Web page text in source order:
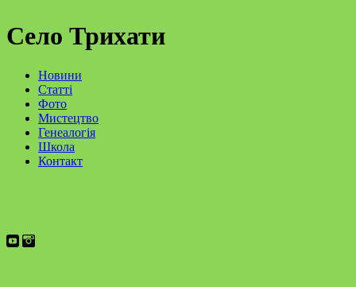
Село Трихати
Новини
Статті
Фото
Мистецтво
Генеалогія
Школа
Контакт